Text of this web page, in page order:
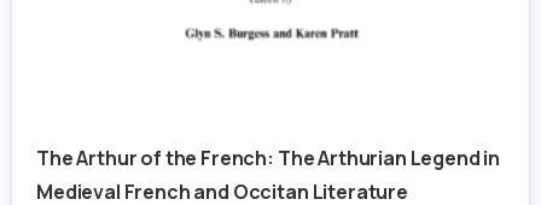
The Arthur of the French: The Arthurian Legend in
Medieval French and Occitan Literature